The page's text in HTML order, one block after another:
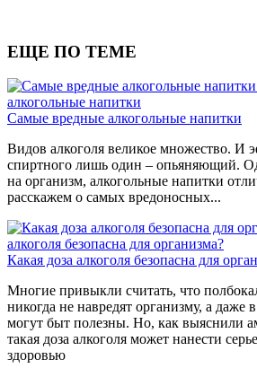
ЕЩЕ ПО ТЕМЕ
алкогольные напитки
Самые вредные алкогольные напитки
Видов алкоголя великое множество. И
спиртного лишь один – опьяняющий.
на организм, алкогольные напитки
расскажем о самых вредоносных...
алкоголя безопасна для организма?
Какая доза алкоголя безопасна для
Многие привыкли считать, что
никогда не навредят организму, а даже
могут быт полезны. Но, как выяснили
такая доза алкоголя может нанести
здоровью